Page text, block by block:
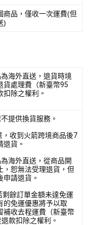
商品，僅收一次運費(但
)
海外直送，退貨時境
貨處理費（新臺幣95
除之權利。
提供換貨服務。
收到火箭跨境商品後7
退貨。
海外直送，從商品開
，恕無法受理退貨，但
申請退貨。
餘訂單金額未達免運
的免運優惠將予以取
補收去程運費（新臺幣
款扣除之權利。